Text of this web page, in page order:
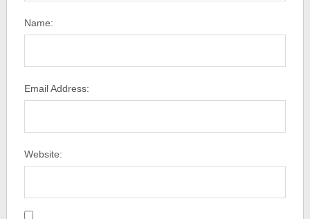
Name:
Email Address:
Website: